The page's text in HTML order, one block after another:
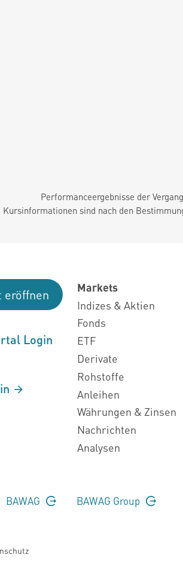
Performanceergebnisse der
Kursinformationen sind nach den
eröffnen
Login
Markets
Indizes & Aktien
Fonds
ETF
Derivate
Rohstoffe
Anleihen
Währungen & Zinsen
Nachrichten
Analysen
BAWAG BAWAG Group